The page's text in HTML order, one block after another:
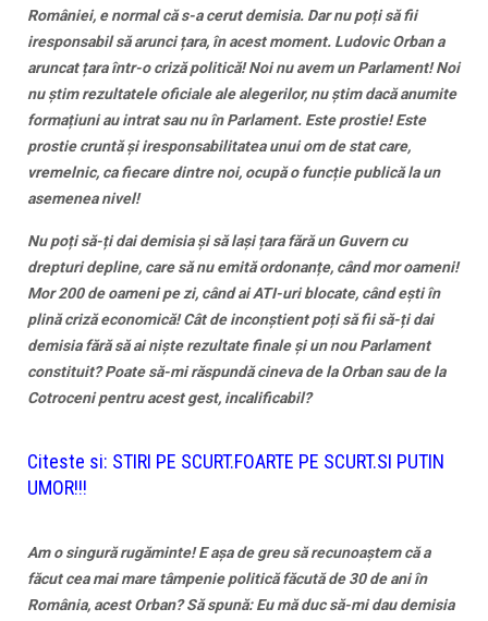
României, e normal că s-a cerut demisia. Dar nu poți să fii
iresponsabil să arunci țara, în acest moment. Ludovic Orban a
aruncat țara într-o criză politică! Noi nu avem un Parlament! Noi
nu știm rezultatele oficiale ale alegerilor, nu știm dacă anumite
formațiuni au intrat sau nu în Parlament. Este prostie! Este
prostie cruntă și iresponsabilitatea unui om de stat care,
vremelnic, ca fiecare dintre noi, ocupă o funcție publică la un
asemenea nivel!
Nu poți să-ți dai demisia și să lași țara fără un Guvern cu
drepturi depline, care să nu emită ordonanțe, când mor oameni!
Mor 200 de oameni pe zi, când ai ATI-uri blocate, când ești în
plină criză economică! Cât de inconștient poți să fii să-ți dai
demisia fără să ai niște rezultate finale și un nou Parlament
constituit? Poate să-mi răspundă cineva de la Orban sau de la
Cotroceni pentru acest gest, incalificabil?
Citeste si: STIRI PE SCURT.FOARTE PE SCURT.SI PUTIN
UMOR!!!
Am o singură rugăminte! E așa de greu să recunoaștem că a
făcut cea mai mare tâmpenie politică făcută de 30 de ani în
România, acest Orban? Să spună: Eu mă duc să-mi dau demisia